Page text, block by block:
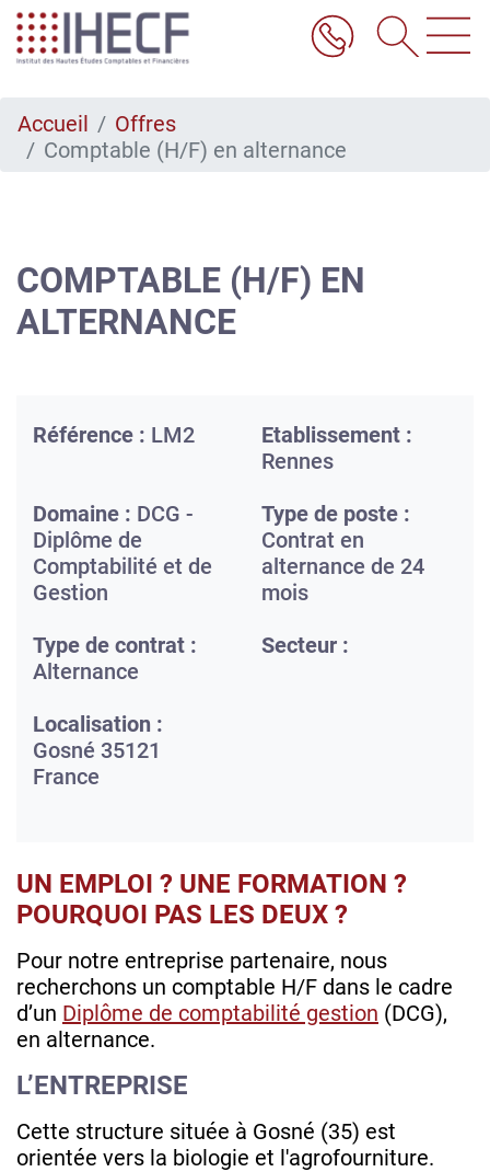
Aller
au
contenu
Accueil
Offres
Comptable (H/F) en alternance
COMPTABLE (H/F) EN
ALTERNANCE
Référence : LM2
Etablissement :
Rennes
Domaine : DCG -
Diplôme de
Comptabilité et de
Gestion
Type de poste :
Contrat en
alternance de 24
mois
Type de contrat :
Alternance
Secteur :
Localisation :
Gosné 35121
France
UN EMPLOI ? UNE FORMATION ?
POURQUOI PAS LES DEUX ?
Pour notre entreprise partenaire, nous
recherchons un comptable H/F dans le cadre
d’un Diplôme de comptabilité gestion (DCG),
en alternance.
L’ENTREPRISE
Cette structure située à Gosné (35) est
orientée vers la biologie et l'agrofourniture.